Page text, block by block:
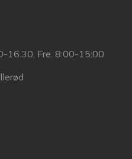
16.30, Fre. 8:00-15:00